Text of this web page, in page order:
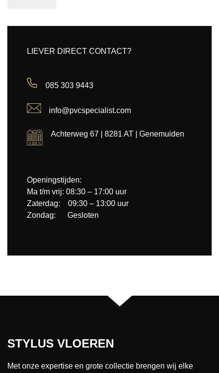
LIEVER DIRECT CONTACT?
085 303 9443
info@pvcspecialist.com
Achterweg 67 | 8281 AT | Genemuiden
Openingstijden:
Ma t/m vrij: 08:30 – 17:00 uur
Zaterdag: 09:30 – 13:00 uur
Zondag: Gesloten
STYLUS VLOEREN
Met onze expertise en grote collectie brengen wij elke